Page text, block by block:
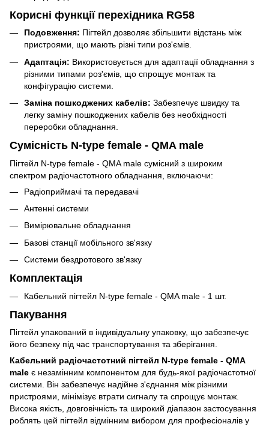
Корисні функції перехідника RG58
Подовження: Пігтейл дозволяє збільшити відстань між
пристроями, що мають різні типи роз'ємів.
Адаптація: Використовується для адаптації обладнання з
різними типами роз'ємів, що спрощує монтаж та
конфігурацію системи.
Заміна пошкоджених кабелів: Забезпечує швидку та
легку заміну пошкоджених кабелів без необхідності
переробки обладнання.
Сумісність N-type female - QMA male
Пігтейл N-type female - QMA male сумісний з широким
спектром радіочастотного обладнання, включаючи:
Радіоприймачі та передавачі
Антенні системи
Вимірювальне обладнання
Базові станції мобільного зв'язку
Системи бездротового зв'язку
Комплектація
Кабельний пігтейл N-type female - QMA male - 1 шт.
Пакування
Пігтейл упакований в індивідуальну упаковку, що забезпечує
його безпеку під час транспортування та зберігання.
Кабельний радіочастотний пігтейл N-type female - QMA
male є незамінним компонентом для будь-якої радіочастотної
системи. Він забезпечує надійне з'єднання між різними
пристроями, мінімізує втрати сигналу та спрощує монтаж.
Висока якість, довговічність та широкий діапазон застосування
роблять цей пігтейл відмінним вибором для професіоналів у